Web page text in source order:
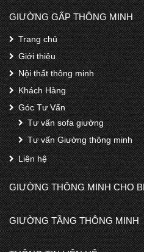
GIƯỜNG GẤP THÔNG MINH
Trang chủ
Giới thiệu
Nội thất thông minh
Khách Hàng
Góc Tư Vấn
Tư vấn sofa giường
Tư vấn Giường thông minh
Liên hệ
GIƯỜNG THÔNG MINH CHO
GIƯỜNG TẦNG THÔNG MINH